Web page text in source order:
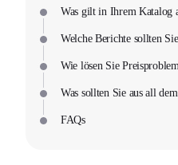
Was gilt in Ihrem Katalog
Welche Berichte sollten
Wie lösen Sie
Was sollten Sie aus all
FAQs